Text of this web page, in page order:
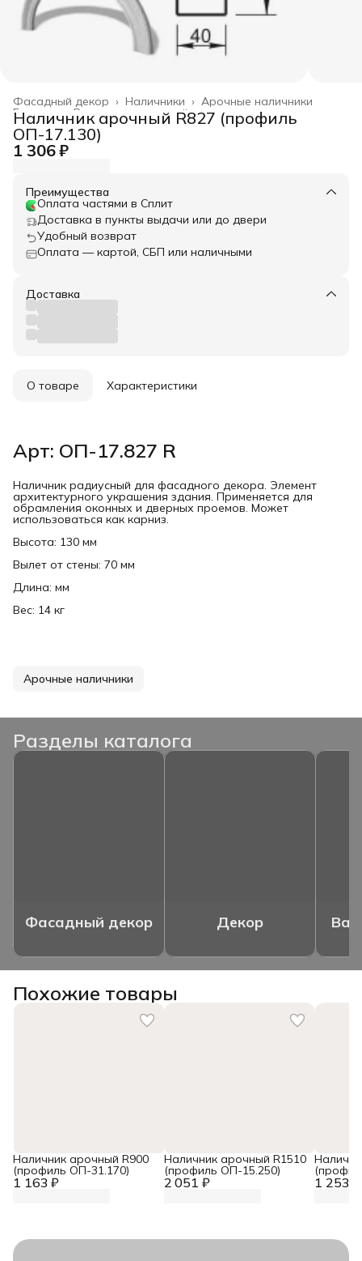
Арочные наличники
Наличники ›
Фасадный декор ›
Весь архитектурный декор ›
Главная ›
Наличник арочный R827 (профиль
ОП-17.130)
1 306 ₽
Преимущества
Оплата частями в Сплит
Доставка в пункты выдачи или до двери
Удобный возврат
Оплата — картой, СБП или наличными
Доставка
О товаре Характеристики
Арт: ОП-17.827 R
Наличник радиусный для фасадного декора. Элемент
архитектурного украшения здания. Применяется для
обрамления оконных и дверных проемов. Может
использоваться как карниз.
Высота: 130 мм
Вылет от стены: 70 мм
Длина: мм
Вес: 14 кг
Арочные наличники
Разделы каталога
Фасадный декор Декор
Похожие товары
1 163 ₽
Наличник арочный R900
(профиль ОП-31.170)
2 051 ₽
Наличник арочный R1510
(профиль ОП-15.250)
1 253 ₽